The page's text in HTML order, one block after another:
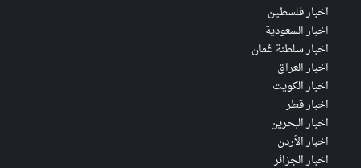
اخبار فلسطين
اخبار السعودية
اخبار سلطنة عُمان
اخبار العراق
اخبار الكويت
اخبار قطر
اخبار البحرين
اخبار الأردن
اخبار الجزائر